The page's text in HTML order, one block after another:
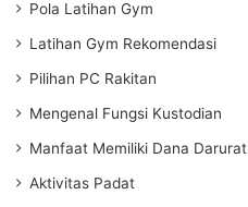
Pola Latihan Gym
Latihan Gym Rekomendasi
Pilihan PC Rakitan
Mengenal Fungsi Kustodian
Manfaat Memiliki Dana Darurat
Aktivitas Padat